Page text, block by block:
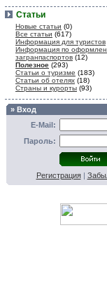
Статьи
Новые статьи (0)
Все статьи (617)
Информация для туристов
Информация по
загранпаспортов (12)
Полезное (293)
Статьи о туризме (183)
Статьи об отелях (18)
Страны и курорты (93)
» Вход
E-Mail:
Пароль:
Регистрация|